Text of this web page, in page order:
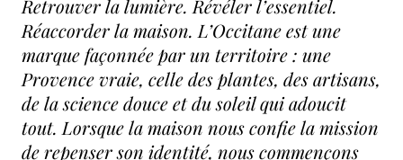
Retrouver la lumière. Révéler l’essentiel.
Réaccorder la maison. L’Occitane est une
marque façonnée par un territoire : une
Provence vraie, celle des plantes, des artisans,
de la science douce et du soleil qui adoucit
tout. Lorsque la maison nous confie la mission
de repenser son identité, nous commençons